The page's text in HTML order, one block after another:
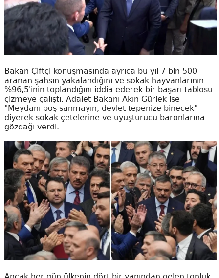
Bakan Çiftçi konuşmasında ayrıca bu yıl 7 bin 500
aranan şahsın yakalandığını ve sokak hayvanlarının
%96,5'inin toplandığını iddia ederek bir başarı tablosu
çizmeye çalıştı. Adalet Bakanı Akın Gürlek ise
"Meydanı boş sanmayın, devlet tepenize binecek"
diyerek sokak çetelerine ve uyuşturucu baronlarına
gözdağı verdi.